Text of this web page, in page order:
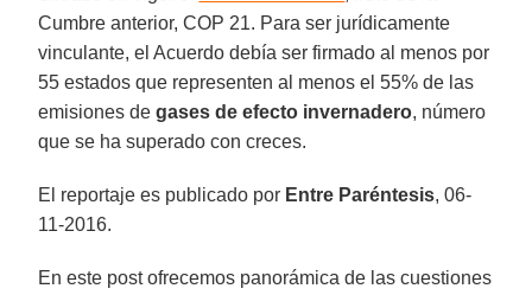
Cumbre anterior, COP 21. Para ser jurídicamente
vinculante, el Acuerdo debía ser firmado al menos por
55 estados que representen al menos el 55% de las
emisiones degases de efecto invernadero, número
que se ha superado con creces.
El reportaje es publicado por Entre Paréntesis, 06-
11-2016.
En este post ofrecemos panorámica de las cuestiones